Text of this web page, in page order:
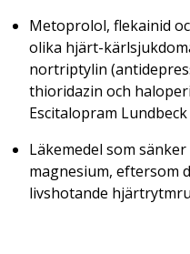
Metoprolol, flekainid
olika hjärt-
nortriptylin
thioridazin och
Escitalopram
Läkemedel som
magnesium, eftersom
livshotande